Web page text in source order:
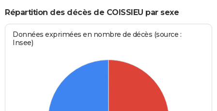
Répartition des décès de COISSIEU par sexe
Données exprimées en nombre de décès (source :
Insee)